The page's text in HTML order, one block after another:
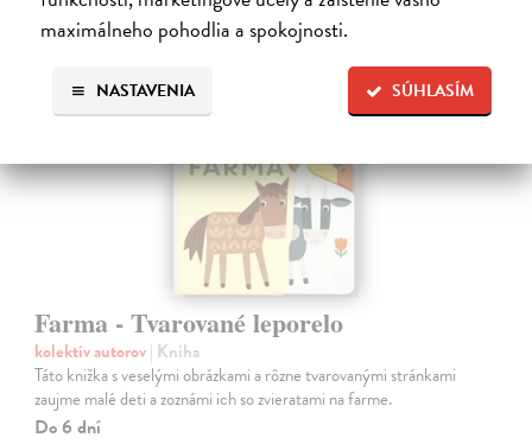
maximálneho pohodlia a spokojnosti.
SÚHLASÍM
NASTAVENIA
Farma - Tvarované leporelo
kolektív autorov| Kniha
Táto knižka s veselými obrázkami a rôzne tvarovanými stránkami
zaujme malé deti a zoznámi ich so zvieratami na farme.
Do 6 dní